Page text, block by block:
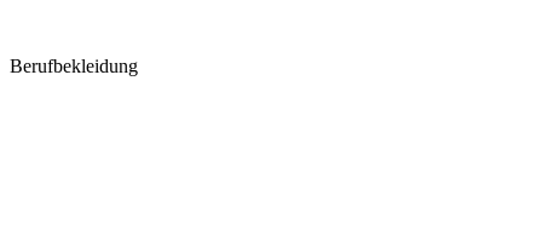
Berufbekleidung